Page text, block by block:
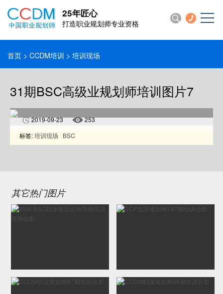
25年匠心
打造职业规划师专业资格
首页 >CCDM培训 > 培训现场
31期BSC高级业规划师培训图片7
2019-09-23
253
标签:培训现场 BSC
其它热门图片